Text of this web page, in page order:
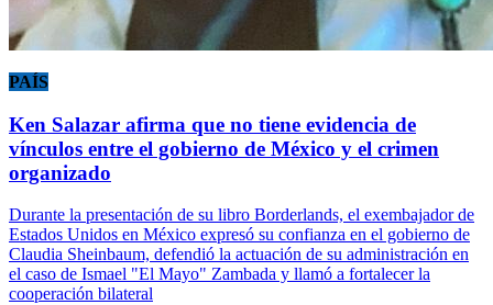
PAÍS
Ken Salazar afirma que no tiene evidencia de
vínculos entre el gobierno de México y el crimen
organizado
Durante la presentación de su libro Borderlands, el exembajador de
Estados Unidos en México expresó su confianza en el gobierno de
Claudia Sheinbaum, defendió la actuación de su administración en
el caso de Ismael "El Mayo" Zambada y llamó a fortalecer la
cooperación bilateral